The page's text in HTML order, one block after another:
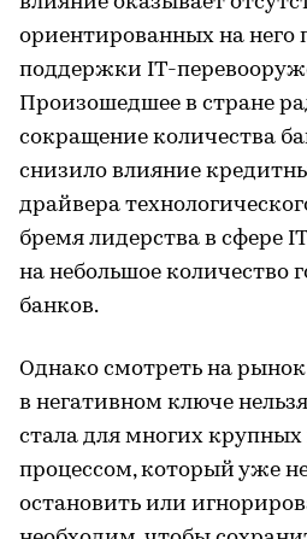
ориентированных на него
поддержки IT-
Произошедшее в стране
сокращение количества
снизило влияние
драйвера
бремя лидерства в сфере
на небольшое количество
банков.
Однако смотреть на
в негативном ключе
стала для многих
процессом, который уже
остановить или